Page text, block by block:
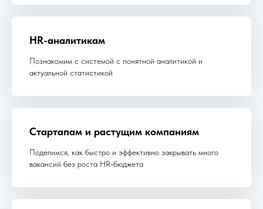
HR-аналитикам
Познакомим с системой с понятной аналитикой и
актуальной статистикой
Стартапам и растущим компаниям
Поделимся, как быстро и эффективно закрывать много
вакансий без роста HR-бюджета